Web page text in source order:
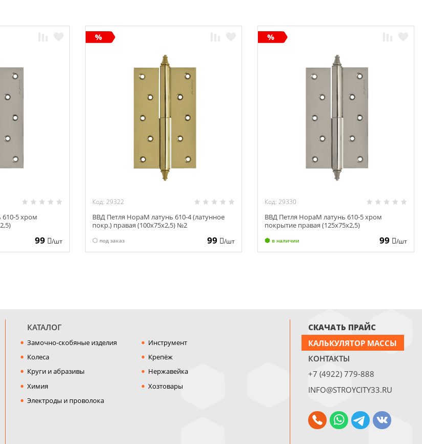
5 хром
99 /шт
Код: 29322
ВВД Петля НораМ латунь 610-4 (латунное
покр.) правая (100х75х2,5) №2
под заказ 99 /шт
Код: 29330
ВВД Петля НораМ латунь 610-5 хром
покрытие правая (125х75х2,5)
в наличии 99 /шт
КАТАЛОГ
Замочно-скобяные изделия
Инструмент
Колеса
Крепёж
Круги и абразивы
Нержавейка
Химия
Хозтовары
Электроды и проволока
СКАЧАТЬ ПРАЙС
КАЛЬКУЛЯТОР МАССЫ
КОНТАКТЫ
+7 (4922) 779-888
INFO@STROYCITY33.RU